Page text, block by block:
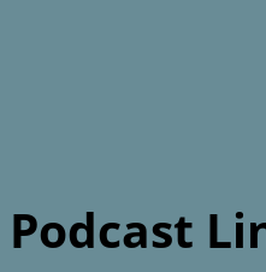
Podcast